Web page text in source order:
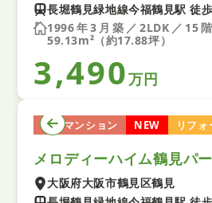
長堀鶴見緑地線今福鶴見駅 徒
1996年3月築／2LDK／15
59.13m²（約17.88坪）
3,490万円
中古マンション NEW リフ
大阪府大阪市鶴見区鶴見